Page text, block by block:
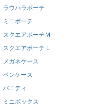
ラウハラポーチ
ミニポーチ
スクエアポーチＭ
スクエアポーチ L
メガネケース
ペンケース
バニティ
ミニボックス